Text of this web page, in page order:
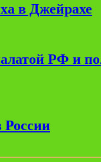
в Джейрахе
РФ и
России